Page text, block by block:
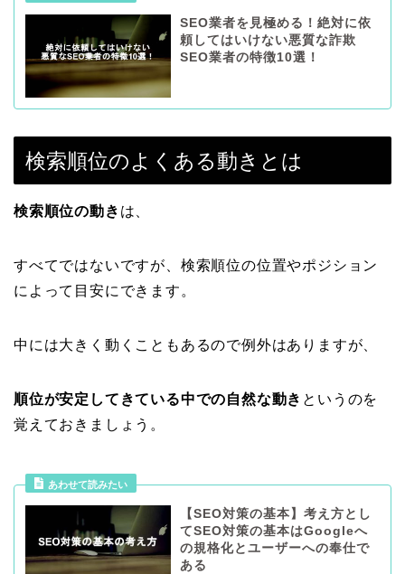
SEO業者を見極める！絶対に依
頼してはいけない悪質な詐欺
SEO業者の特徴10選！
検索順位のよくある動きとは
検索順位の動き は、
すべてではないですが、検索順位の位置やポジション
によって目安にできます。
中には大きく動くこともあるので例外はありますが、
順位が安定してきている中での自然な動き というのを
覚えておきましょう。
あわせて読みたい
【SEO対策の基本】考え方とし
てSEO対策の基本はGoogleへ
の規格化とユーザーへの奉仕で
ある